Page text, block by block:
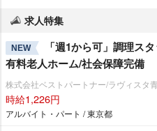
求人特集
NEW
「週1から可」調理ス
有料老人ホーム/社会保障完備
株式会社ベストパートナー/ラヴィスタ
時給1,226円
アルバイト・パート / 東京都